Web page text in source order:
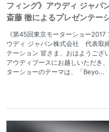
フィング》アウディ ジャ
斎藤 徹によるプレゼンテー
《第45回東京モーターショー
ウディ ジャパン株式会社 代表取
テーション 皆さま、おはようござ
アウディブースにお越しいただき
ターショーのテーマは、「Beyo...